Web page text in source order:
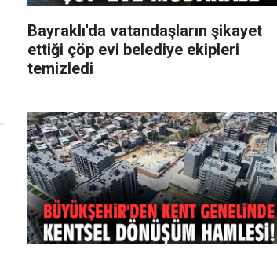
Bayraklı'da vatandaşların şikayet
ettiği çöp evi belediye ekipleri
temizledi